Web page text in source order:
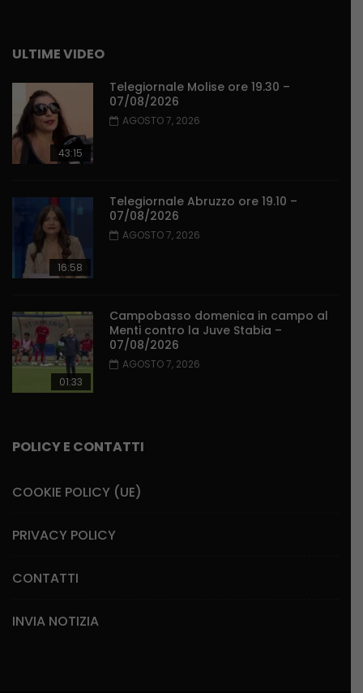
ULTIME VIDEO
43:15
Telegiornale Molise ore 19.30 –
07/08/2026
AGOSTO 7, 2026
16:58
Telegiornale Abruzzo ore 19.10 –
07/08/2026
AGOSTO 7, 2026
01:33
Campobasso domenica in campo al
Menti contro la Juve Stabia –
07/08/2026
AGOSTO 7, 2026
POLICY E CONTATTI
COOKIE POLICY (UE)
PRIVACY POLICY
CONTATTI
INVIA NOTIZIA